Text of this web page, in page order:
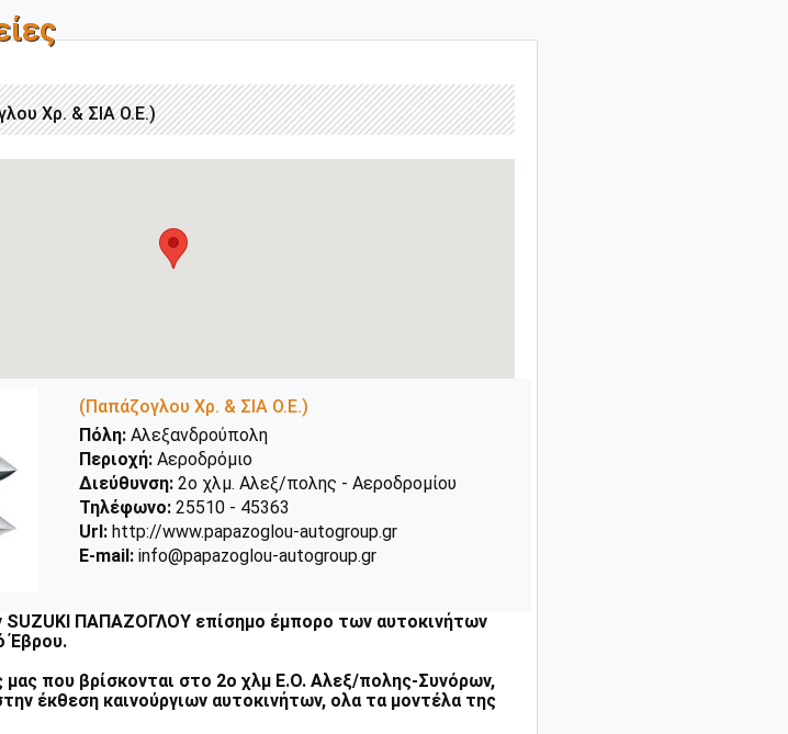
Χρ. & ΣΙΑ Ο.Ε.)
(Παπάζογλου Χρ. & ΣΙΑ Ο.Ε.)
Πόλη: Αλεξανδρούπολη
Περιοχή: Αεροδρόμιο
Διεύθυνση: 2o χλμ. Αλεξ/πολης - Αεροδρομίου
Τηλέφωνο: 25510 - 45363
Url: http://www.papazoglou-autogroup.gr
E-mail: info@papazoglou-autogroup.gr
SUZUKI ΠΑΠΑΖΟΓΛΟΥ επίσημο έμπορο των αυτοκινήτων
Έβρου.
μας που βρίσκονται στο 2ο χλμ Ε.Ο. Αλεξ/πολης-Συνόρων,
έκθεση καινούργιων αυτοκινήτων, ολα τα μοντέλα της